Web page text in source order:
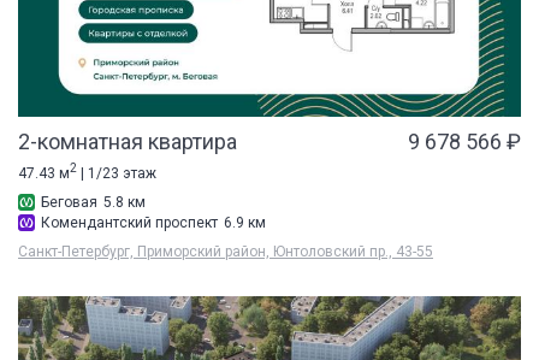
2-комнатная квартира 9 678 566 ₽
47.43 м2
| 1/23 этаж
Беговая 5.8 км
Комендантский проспект 6.9 км
Санкт-Петербург, Приморский район, Юнтоловский пр., 43-55